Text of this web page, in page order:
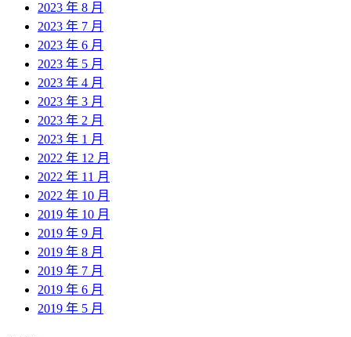
2023 年 8 月
2023 年 7 月
2023 年 6 月
2023 年 5 月
2023 年 4 月
2023 年 3 月
2023 年 2 月
2023 年 1 月
2022 年 12 月
2022 年 11 月
2022 年 10 月
2019 年 10 月
2019 年 9 月
2019 年 8 月
2019 年 7 月
2019 年 6 月
2019 年 5 月